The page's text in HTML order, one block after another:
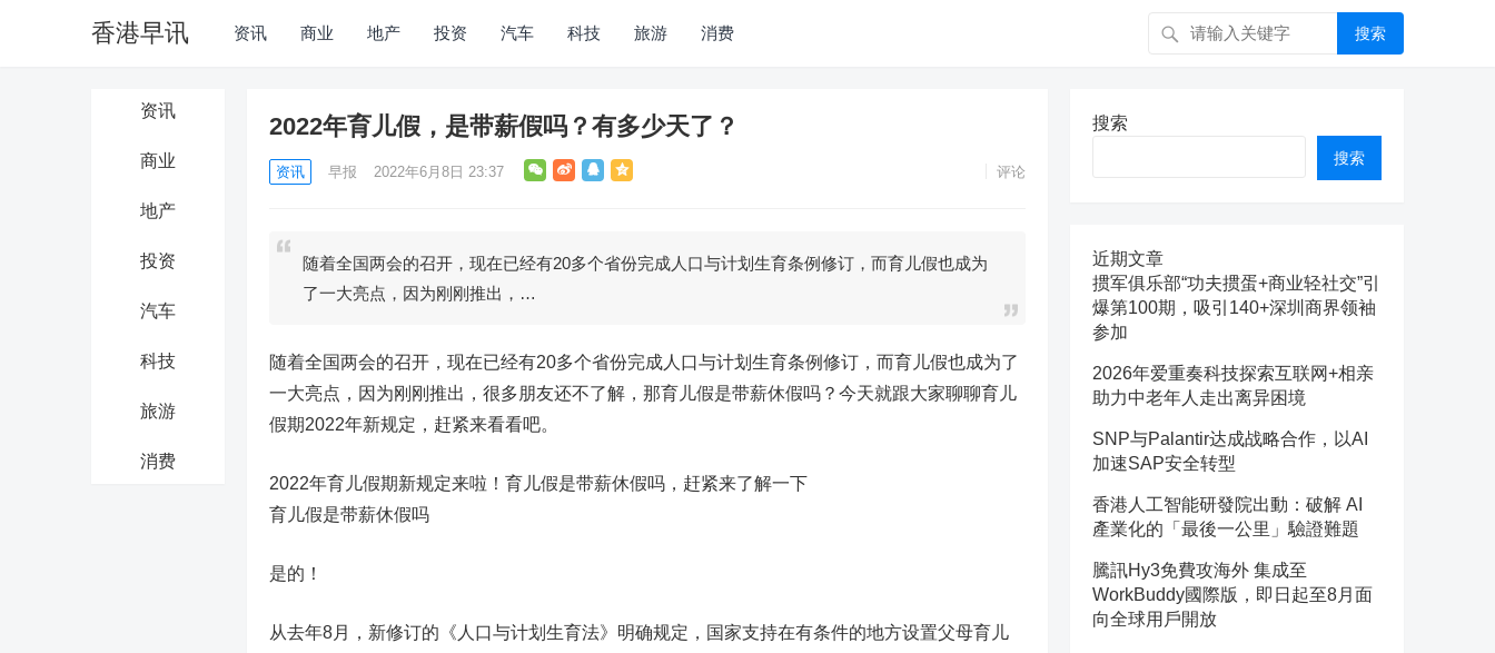
香港早讯 资讯 商业 地产 投资 汽车 科技 旅游 消费 搜索
资讯
商业
地产
投资
汽车
科技
旅游
消费
2022年育儿假，是带薪假吗？有多少天了？
资讯 早报 2022年6月8日 23:37 评论
随着全国两会的召开，现在已经有20多个省份完成人口与计划生育条例修订，而育儿假也成为
了一大亮点，因为刚刚推出，…
随着全国两会的召开，现在已经有20多个省份完成人口与计划生育条例修订，而育儿假也成为了
一大亮点，因为刚刚推出，很多朋友还不了解，那育儿假是带薪休假吗？今天就跟大家聊聊育儿
假期2022年新规定，赶紧来看看吧。
2022年育儿假期新规定来啦！育儿假是带薪休假吗，赶紧来了解一下
育儿假是带薪休假吗
是的！
从去年8月，新修订的《人口与计划生育法》明确规定，国家支持在有条件的地方设置父母育儿
搜索
搜索
近期文章
掼军俱乐部“功夫掼蛋+商业轻社交”引
爆第100期，吸引140+深圳商界领袖
参加
2026年爱重奏科技探索互联网+相亲
助力中老年人走出离异困境
SNP与Palantir达成战略合作，以AI
加速SAP安全转型
香港人工智能研發院出動：破解 AI
產業化的「最後一公里」驗證難題
騰訊Hy3免費攻海外 集成至
WorkBuddy國際版，即日起至8月面
向全球用戶開放